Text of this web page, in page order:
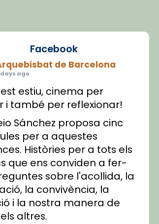
Facebook
de Barcelona
days ago
estiu, cinema per
i també per reflexionar!
Sánchez proposa cinc
per a aquestes
Històries per a tots els
que ens conviden a fer-
sobre l'acollida, la
la convivència, la
i la nostra manera de
altres.